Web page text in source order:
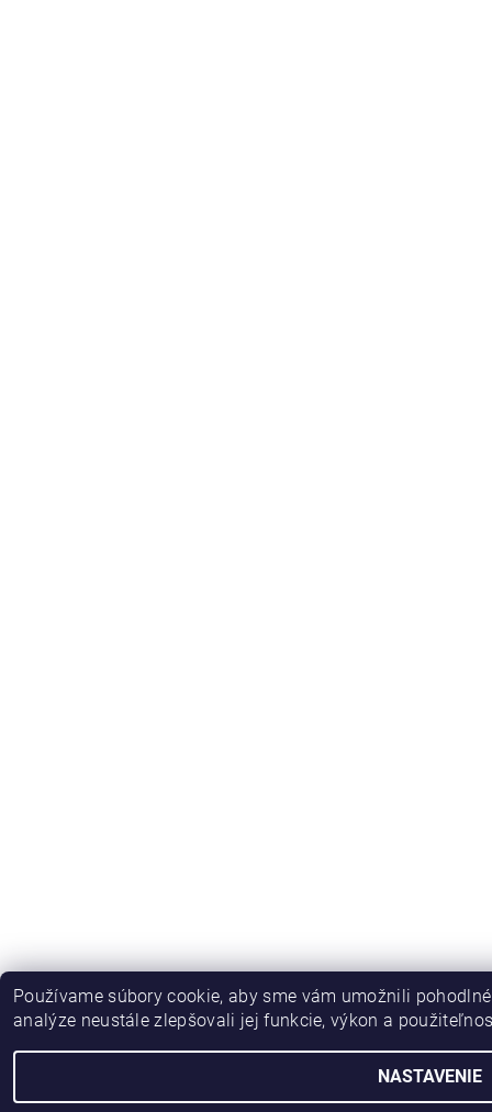
Používame súbory cookie, aby sme vám umožnili
analýze neustále zlepšovali jej funkcie, výkon a
NASTAVENIE